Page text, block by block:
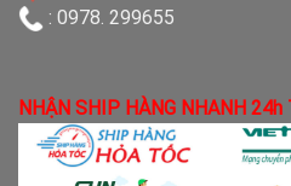
: 0978. 299655
NHẬN SHIP HÀNG NHANH 24h